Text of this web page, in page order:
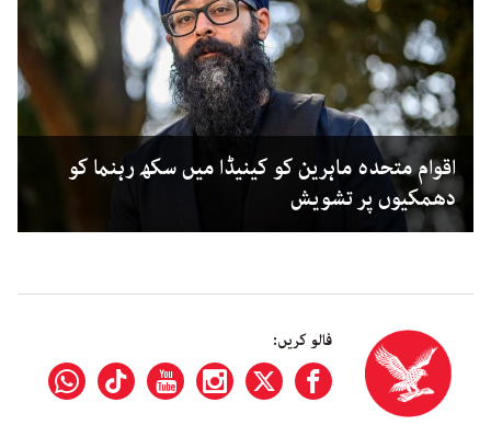
اقوام متحدہ ماہرین کو کینیڈا میں سکھ رہنما کو
دھمکیوں پر تشویش
فالو کریں: